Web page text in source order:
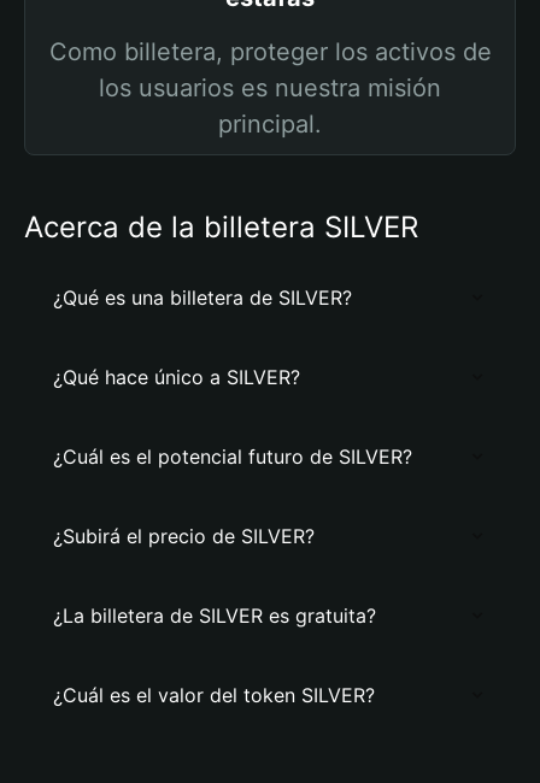
Como billetera, proteger los activos de
los usuarios es nuestra misión
principal.
Acerca de la billetera SILVER
¿Qué es una billetera de SILVER?
¿Qué hace único a SILVER?
¿Cuál es el potencial futuro de SILVER?
¿Subirá el precio de SILVER?
¿La billetera de SILVER es gratuita?
¿Cuál es el valor del token SILVER?